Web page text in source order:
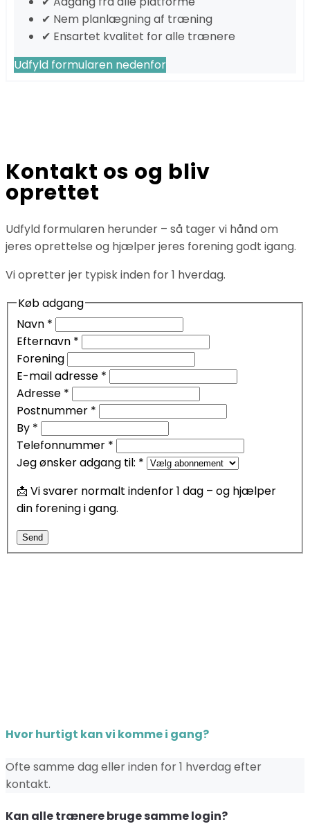
✔ Nem planlægning af træning
✔ Ensartet kvalitet for alle trænere
Udfyld formularen nedenfor
Kontakt os og bliv
oprettet
Udfyld formularen herunder – så tager vi hånd om
jeres oprettelse og hjælper jeres forening godt igang.
Vi opretter jer typisk inden for 1 hverdag.
Køb adgang
Navn *
Efternavn *
Forening
E-mail adresse *
Adresse *
Postnummer *
By *
Telefonnummer *
Jeg ønsker adgang til: *
📩 Vi svarer normalt indenfor 1 dag – og hjælper
din forening i gang.
Send
Hvor hurtigt kan vi komme i gang?
Ofte samme dag eller inden for 1 hverdag efter
kontakt.
Kan alle trænere bruge samme login?